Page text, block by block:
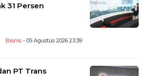
31 Persen
Bisnis - 05 Agustus 2026 23:39
PT Trans